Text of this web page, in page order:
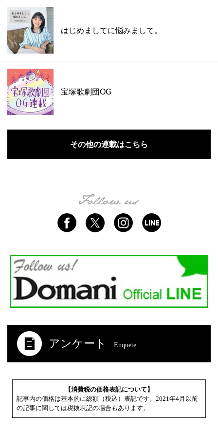
はじめましてに悩みまして。
宝塚歌劇団OG
その他の連載はこちら
アンケート Enquete
【消費税の価格表記について】
記事内の価格は基本的に総額（税込）表記です。2021年4月以前
の記事に関しては税抜表記の場合もあります。